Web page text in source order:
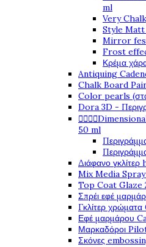
ml
Very
Style Matt
Mirror
Frost
Κρέμα
Antiquing
Chalk Board
Color pearls
Dora 3D -

50 ml
Διάφανο
Mix Media
Top Coat Glaze
Σπρέι εφέ
Γκλίτερ
Εφέ μαρμάρου
Μαρκαδόροι
Σκόνες